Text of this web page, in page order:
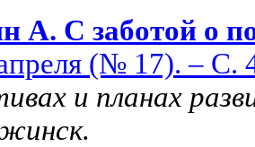
А. С заботой о
(№ 17). – С.
и планах